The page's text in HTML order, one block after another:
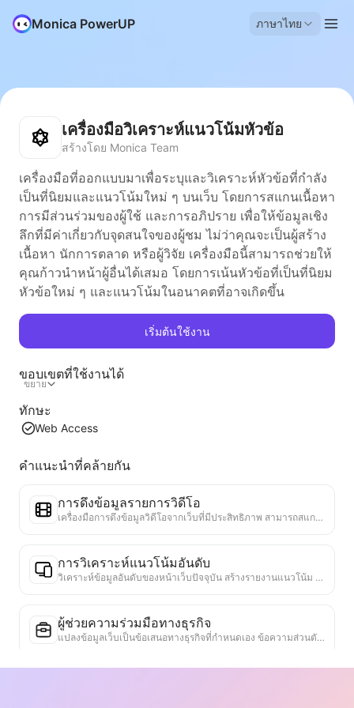
Monica PowerUP ภาษาไทย
เครื่องมือวิเคราะห์แนวโน้มหัวข้อ
สร้างโดย Monica Team
เครื่องมือที่ออกแบบมาเพื่อระบุและวิเคราะห์หัวข้อที่กำลัง
เป็นที่นิยมและแนวโน้มใหม่ ๆ บนเว็บ โดยการสแกนเนื้อหา
การมีส่วนร่วมของผู้ใช้ และการอภิปราย เพื่อให้ข้อมูลเชิง
ลึกที่มีค่าเกี่ยวกับจุดสนใจของผู้ชม ไม่ว่าคุณจะเป็นผู้สร้าง
เนื้อหา นักการตลาด หรือผู้วิจัย เครื่องมือนี้สามารถช่วยให้
คุณก้าวนำหน้าผู้อื่นได้เสมอ โดยการเน้นหัวข้อที่เป็นที่นิยม
หัวข้อใหม่ ๆ และแนวโน้มในอนาคตที่อาจเกิดขึ้น
เริ่มต้นใช้งาน
ขอบเขตที่ใช้งานได้
ขยาย
ทักษะ
Web Access
คำแนะนำที่คล้ายกัน
การดึงข้อมูลรายการวิดีโอ
เครื่องมือการดึงข้อมูลวิดีโอจากเว็บที่มีประสิทธิภาพ สามารถสแกนเว็บได้อย่างรวดเร็วและจัดระเบียบข้อมูลวิดีโอเป็นตาราง Markdown ที่มีโครงสร้าง
การวิเคราะห์แนวโน้มอันดับ
วิเคราะห์ข้อมูลอันดับของหน้าเว็บปัจจุบัน สร้างรายงานแนวโน้ม ระบุหมวดหมู่ที่ได้รับความนิยม ประเภทผลิตภัณฑ์ที่กำลังเติบโตอย่างรวดเร็ว และเทคโนโลยีใหม่ ๆ ให้ข้อมูลเชิงลึกเกี่ยวกับตลาดทันที ช่วยให้คุณเข้าใจแนวโน้มผลิตภัณฑ์ล่าสุดและทิศทางของตลาด
ผู้ช่วยความร่วมมือทางธุรกิจ
แปลงข้อมูลเว็บเป็นข้อเสนอทางธุรกิจที่กำหนดเอง ข้อความส่วนตัวสำหรับความร่วมมือ มีแม่แบบที่พร้อมใช้งานและแนวทางการติดตาม เพื่อทำให้กระบวนการทำงานร่วมกันง่ายขึ้น